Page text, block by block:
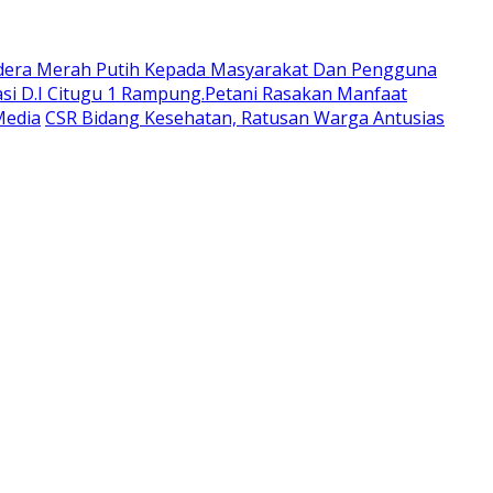
Merah Putih Kepada Masyarakat Dan Pengguna
D.I Citugu 1 Rampung.Petani Rasakan Manfaat
CSR Bidang Kesehatan, Ratusan Warga Antusias